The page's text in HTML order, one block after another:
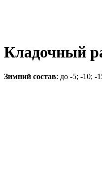
Кладочный
Зимний состав: до -5; -10; -